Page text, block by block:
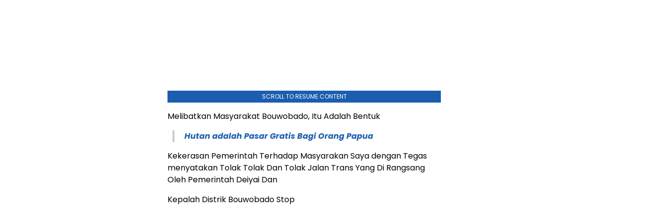
SCROLL TO RESUME CONTENT
Melibatkan Masyarakat Bouwobado, Itu Adalah Bentuk
Hutan adalah Pasar Gratis Bagi Orang Papua
Kekerasan Pemerintah Terhadap Masyarakan Saya dengan Tegas
menyatakan Tolak Tolak Dan Tolak Jalan Trans Yang Di Rangsang
Oleh Pemerintah Deiyai Dan
Kepalah Distrik Bouwobado Stop